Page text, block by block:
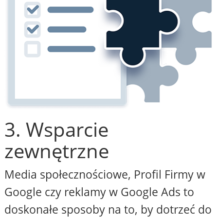
3. Wsparcie
zewnętrzne
Media społecznościowe, Profil Firmy w
Google czy reklamy w Google Ads to
doskonałe sposoby na to, by dotrzeć do